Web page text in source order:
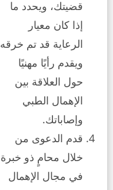
قضيتك، ويحدد ما
إذا كان معيار
الرعاية قد تم خرقه
ويقدم رأيًا مهنيًا
حول العلاقة بين
الإهمال الطبي
وإصاباتك.
قدم الدعوى من
خلال محامٍ ذو خبرة
في مجال الإهمال